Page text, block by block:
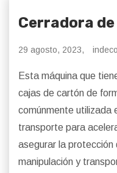
Cerradora
29 agosto, 2023,
Esta máquina que
cajas de cartón de
comúnmente utilizada
transporte para
asegurar la
manipulación y